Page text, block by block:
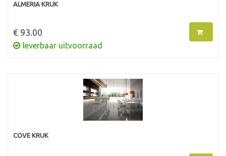
ALMERIA KRUK
€ 93.00
leverbaar uitvoorraad
COVE KRUK